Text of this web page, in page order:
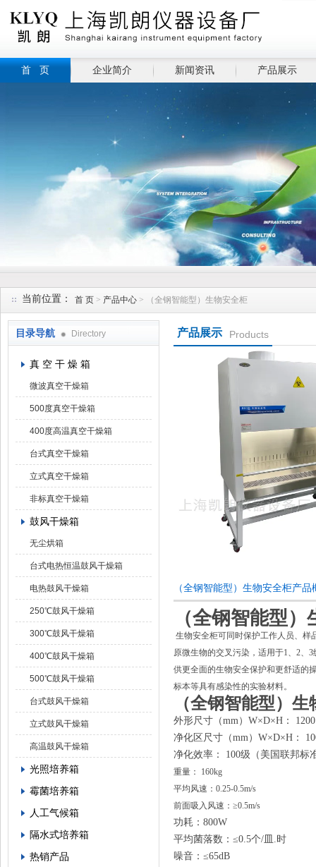
首 页 企业简介 新闻资讯 产品展示
当前位置： 首 页 > 产品中心 > （全钢智能型）生物安全柜
目录导航 Directory
真 空 干 燥 箱
微波真空干燥箱
500度真空干燥箱
400度高温真空干燥箱
台式真空干燥箱
立式真空干燥箱
非标真空干燥箱
鼓风干燥箱
无尘烘箱
台式电热恒温鼓风干燥箱
电热鼓风干燥箱
250℃鼓风干燥箱
300℃鼓风干燥箱
400℃鼓风干燥箱
500℃鼓风干燥箱
台式鼓风干燥箱
立式鼓风干燥箱
高温鼓风干燥箱
光照培养箱
霉菌培养箱
人工气候箱
隔水式培养箱
热销产品
产品展示 Products
（全钢智能型）生物安全柜产品
（全钢智能型）
生物安全柜可同时保护工作人员、样
原微生物的交叉污染，适用于1、2、
供更全面的生物安全保护和更舒适的
标本等具有感染性的实验材料。
（全钢智能型） 生
外形尺寸（mm）W×D×H：
净化区尺寸（mm）W×D×H：
净化效率：
100级（美国联邦标
重量： 160kg
平均风速：0.25-0.5m/s
前面吸入风速： ≥0.5m/s
功耗： 800W
平均菌落数： ≤0.5个/皿.时
噪音： ≤65dB